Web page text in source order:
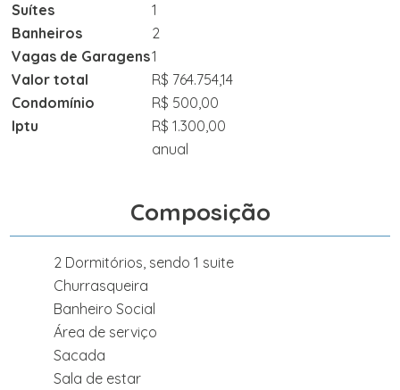
Suítes
1
Banheiros
2
Vagas de Garagens1
Valor total
R$ 764.754,14
Condomínio
R$ 500,00
Iptu
R$ 1.300,00
anual
Composição
2 Dormitórios, sendo 1 suite
Churrasqueira
Banheiro Social
Área de serviço
Sacada
Sala de estar